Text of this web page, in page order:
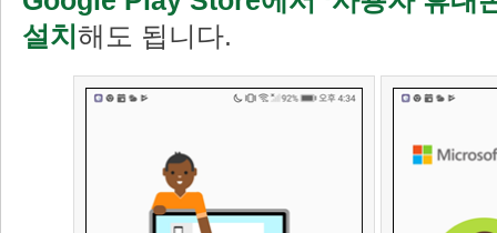
설치 해도 됩니다.